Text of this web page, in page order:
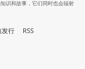
识和故事，它们同时也会辐射
发行 RSS